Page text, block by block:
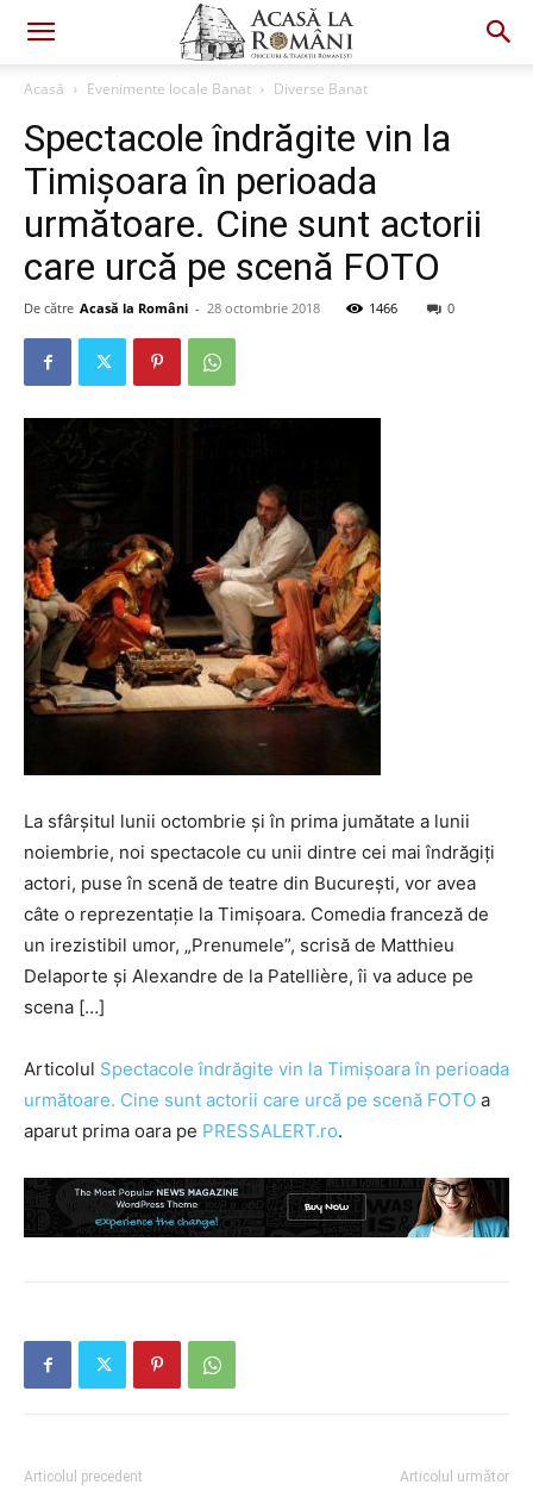
Acasă Evenimente locale Banat Diverse Banat
Spectacole îndrăgite vin la
Timişoara în perioada
următoare. Cine sunt actorii
care urcă pe scenă FOTO
De către Acasă la Români - 28 octombrie 2018 1466 0
La sfârşitul lunii octombrie şi în prima jumătate a lunii
noiembrie, noi spectacole cu unii dintre cei mai îndrăgiţi
actori, puse în scenă de teatre din Bucureşti, vor avea
câte o reprezentaţie la Timişoara. Comedia franceză de
un irezistibil umor, „Prenumele”, scrisă de Matthieu
Delaporte şi Alexandre de la Patellière, îi va aduce pe
scena […]
Articolul Spectacole îndrăgite vin la Timişoara în perioada
următoare. Cine sunt actorii care urcă pe scenă FOTO a
aparut prima oara pe PRESSALERT.ro.
Articolul precedent Articolul următor